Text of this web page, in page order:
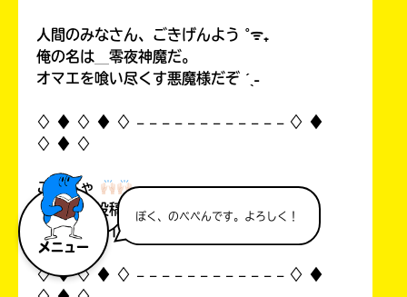
メニュー
ぼく、のべぺんです。よろしく！
人間のみなさん、ごきげんよう ˚ᯤ₊
俺の名は＿零夜神魔だ。
オマエを喰い尽くす悪魔様だぞ ˊˎ˗
♢ ♦︎ ♢ ♦︎ ♢ 𓐄 𓐄 𓐄 𓐄 𓐄 𓐄 𓐄 𓐄 𓐄 𓐄 𓐄 𓐄 ♢ ♦︎
♢ ♦︎ ♢
こんちゃ
自分の初投稿を見て俺思ったんすよ…！
中1なのにイタいって！((
♢ ♦︎ ♢ ♦︎ ♢ 𓐄 𓐄 𓐄 𓐄 𓐄 𓐄 𓐄 𓐄 𓐄 𓐄 𓐄 𓐄 ♢ ♦︎